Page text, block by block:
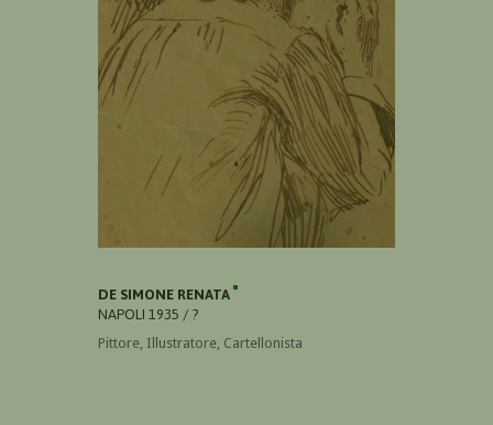
DE SIMONE RENATA
NAPOLI 1935 / ?
Pittore, Illustratore, Cartellonista